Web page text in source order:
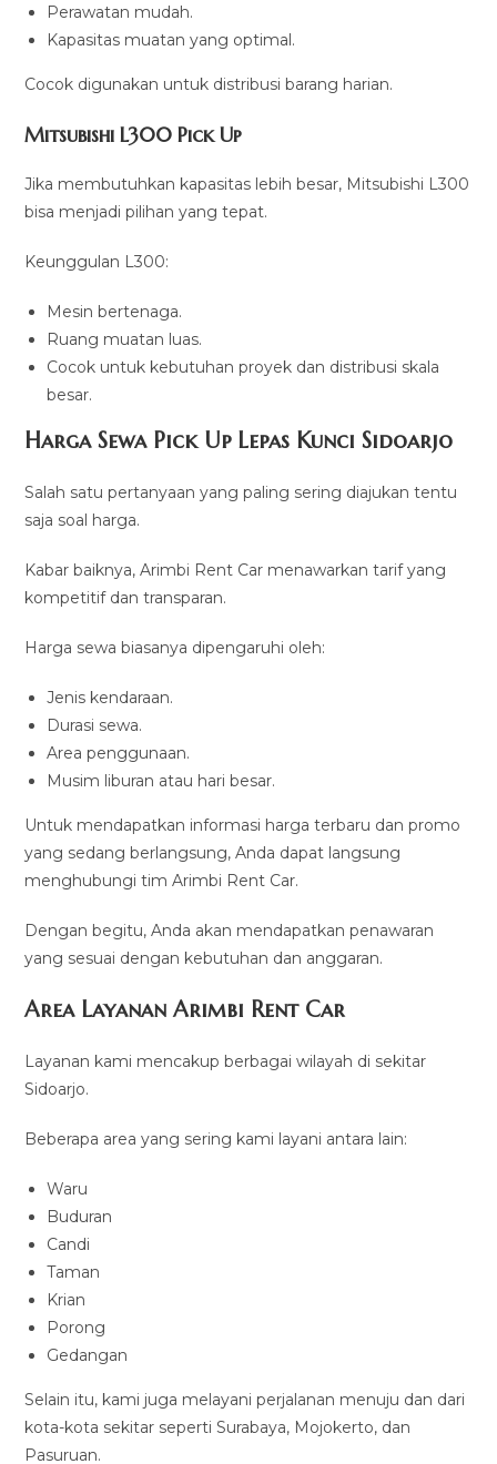
Perawatan mudah.
Kapasitas muatan yang optimal.
Cocok digunakan untuk distribusi barang harian.
Mitsubishi L300 Pick Up
Jika membutuhkan kapasitas lebih besar, Mitsubishi L300
bisa menjadi pilihan yang tepat.
Keunggulan L300:
Mesin bertenaga.
Ruang muatan luas.
Cocok untuk kebutuhan proyek dan distribusi skala
besar.
Harga Sewa Pick Up Lepas Kunci Sidoarjo
Salah satu pertanyaan yang paling sering diajukan tentu
saja soal harga.
Kabar baiknya, Arimbi Rent Car menawarkan tarif yang
kompetitif dan transparan.
Harga sewa biasanya dipengaruhi oleh:
Jenis kendaraan.
Durasi sewa.
Area penggunaan.
Musim liburan atau hari besar.
Untuk mendapatkan informasi harga terbaru dan promo
yang sedang berlangsung, Anda dapat langsung
menghubungi tim Arimbi Rent Car.
Dengan begitu, Anda akan mendapatkan penawaran
yang sesuai dengan kebutuhan dan anggaran.
Area Layanan Arimbi Rent Car
Layanan kami mencakup berbagai wilayah di sekitar
Sidoarjo.
Beberapa area yang sering kami layani antara lain:
Waru
Buduran
Candi
Taman
Krian
Porong
Gedangan
Selain itu, kami juga melayani perjalanan menuju dan dari
kota-kota sekitar seperti Surabaya, Mojokerto, dan
Pasuruan.